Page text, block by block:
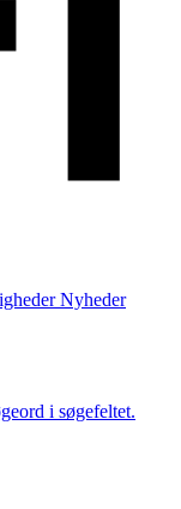
Nyheder
i søgefeltet.